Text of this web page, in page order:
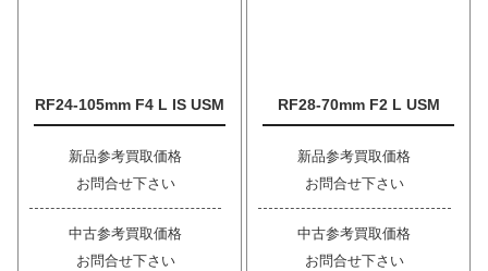
RF24-105mm F4 L IS USM
新品参考買取価格
お問合せ下さい
中古参考買取価格
お問合せ下さい
RF28-70mm F2 L USM
新品参考買取価格
お問合せ下さい
中古参考買取価格
お問合せ下さい